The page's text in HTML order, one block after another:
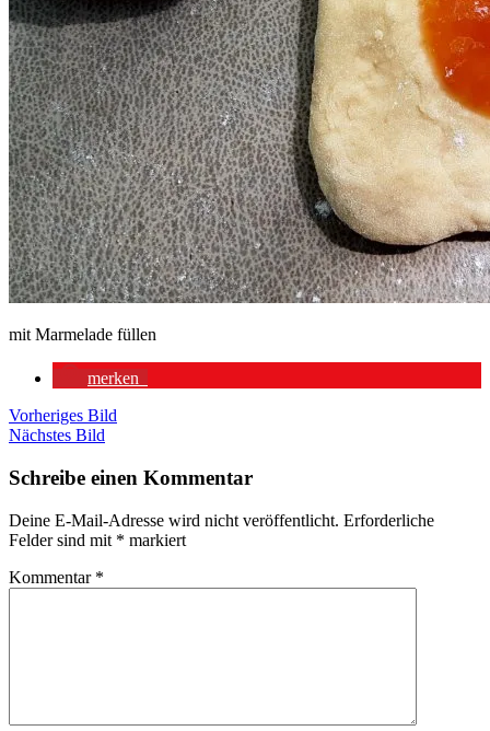
mit Marmelade füllen
merken
Vorheriges Bild
Nächstes Bild
Schreibe einen Kommentar
Deine E-Mail-Adresse wird nicht veröffentlicht. Erforderliche
Felder sind mit * markiert
Kommentar *